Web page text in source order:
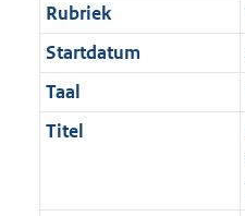
Rubriek
Startdatum
Taal
Titel